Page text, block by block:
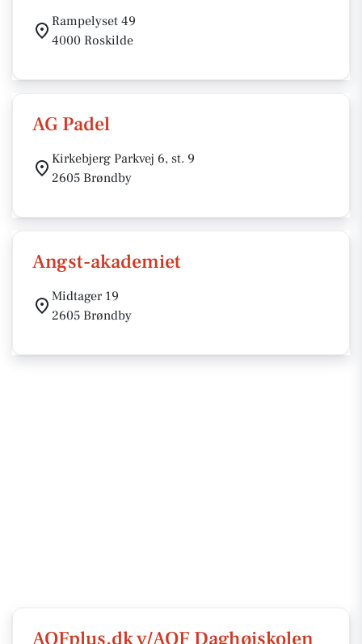
Rampelyset 49
4000 Roskilde
AG Padel
Kirkebjerg Parkvej 6, st. 9
2605 Brøndby
Angst-akademiet
Midtager 19
2605 Brøndby
AOFplus.dk v/AOF Daghøjskolen